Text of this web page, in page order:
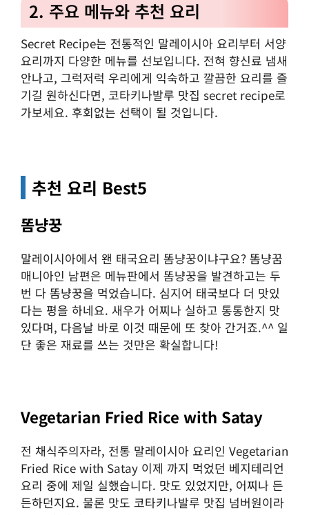
2. 주요 메뉴와 추천 요리
Secret Recipe는 전통적인 말레이시아 요리부터 서양
요리까지 다양한 메뉴를 선보입니다. 전혀 향신료 냄새
안나고, 그럭저럭 우리에게 익숙하고 깔끔한 요리를 즐
기길 원하신다면, 코타키나발루 맛집 secret recipe로
가보세요. 후회없는 선택이 될 것입니다.
추천 요리 Best5
똠냥꿍
말레이시아에서 왠 태국요리 똠냥꿍이냐구요? 똠냥꿈
매니아인 남편은 메뉴판에서 똠냥꿍을 발견하고는 두
번 다 똠냥꿍을 먹었습니다. 심지어 태국보다 더 맛있
다는 평을 하네요. 새우가 어찌나 실하고 통통한지 맛
있다며, 다음날 바로 이것 때문에 또 찾아 간거죠.^^ 일
단 좋은 재료를 쓰는 것만은 확실합니다!
Vegetarian Fried Rice with Satay
전 채식주의자라, 전통 말레이시아 요리인 Vegetarian
Fried Rice with Satay 이제 까지 먹었던 베지테리언
요리 중에 제일 실했습니다. 맛도 있었지만, 어찌나 든
든하던지요. 물론 맛도 코타키나발루 맛집 넘버원이라